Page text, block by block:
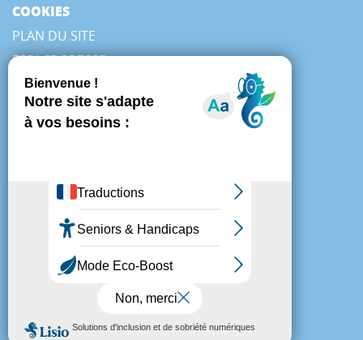
COOKIES
PLAN DU SITE
ESPACE PRESSE